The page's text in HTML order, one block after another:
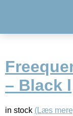
– Black l
in stock (Læs